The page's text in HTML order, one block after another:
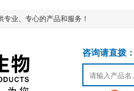
业、专心的产品和服务！
咨询请直拨